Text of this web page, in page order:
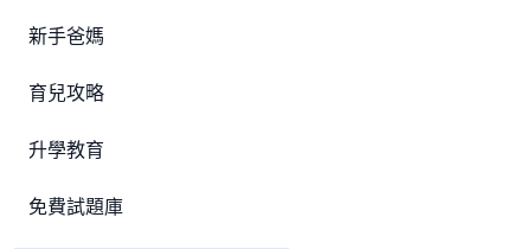
新手爸媽
育兒攻略
升學教育
免費試題庫